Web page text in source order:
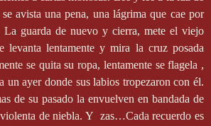
avista una pena, una lágrima que cae por
La guarda de nuevo y cierra, mete el viejo
levanta lentamente y mira la cruz posada
se quita su ropa, lentamente se flagela ,
un ayer donde sus labios tropezaron con él.
de su pasado la envuelven en bandada de
de niebla. Y zas…Cada recuerdo es